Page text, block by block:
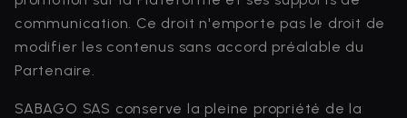
communication. Ce droit n'emporte pas le droit de
modifier les contenus sans accord préalable du
Partenaire.
SABAGO SAS conserve la pleine propriété de la